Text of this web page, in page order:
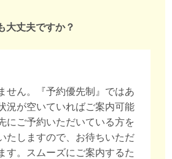
大丈夫ですか？
せん。『予約優先制』ではあ
況が空いていればご案内可能
にご予約いただいている方を
たしますので、お待ちいただ
す。スムーズにご案内するた